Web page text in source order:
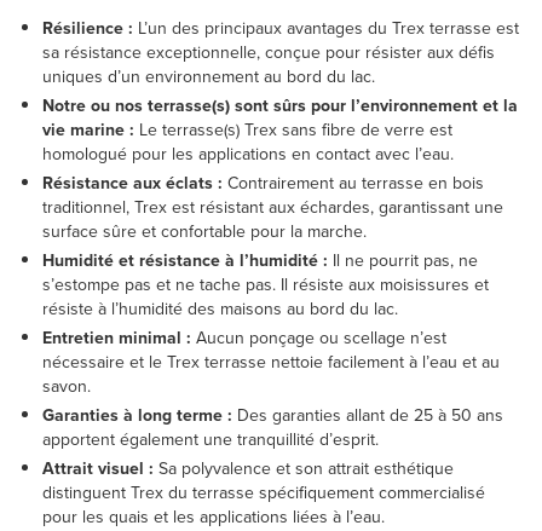
Résilience : L’un des principaux avantages du Trex terrasse est
sa résistance exceptionnelle, conçue pour résister aux défis
uniques d’un environnement au bord du lac.
Notre ou nos terrasse(s) sont sûrs pour l’environnement et la
vie marine : Le terrasse(s) Trex sans fibre de verre est
homologué pour les applications en contact avec l’eau.
Résistance aux éclats : Contrairement au terrasse en bois
traditionnel, Trex est résistant aux échardes, garantissant une
surface sûre et confortable pour la marche.
Humidité et résistance à l’humidité : Il ne pourrit pas, ne
s’estompe pas et ne tache pas. Il résiste aux moisissures et
résiste à l’humidité des maisons au bord du lac.
Entretien minimal : Aucun ponçage ou scellage n’est
nécessaire et le Trex terrasse nettoie facilement à l’eau et au
savon.
Garanties à long terme : Des garanties allant de 25 à 50 ans
apportent également une tranquillité d’esprit.
Attrait visuel : Sa polyvalence et son attrait esthétique
distinguent Trex du terrasse spécifiquement commercialisé
pour les quais et les applications liées à l’eau.